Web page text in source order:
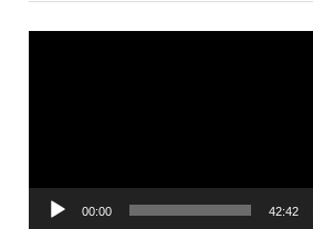
00:00 42:42